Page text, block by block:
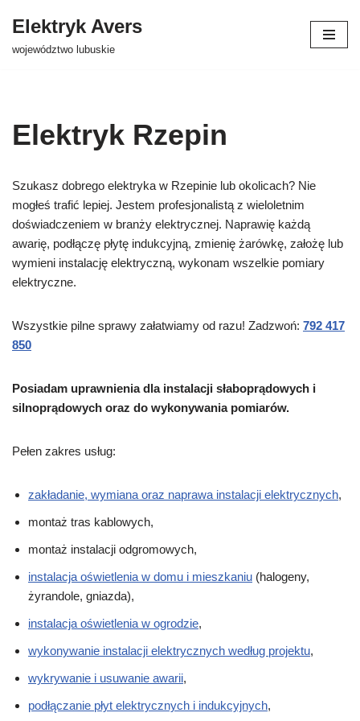
Przejdź
Elektryk Avers
województwo lubuskie
Elektryk Rzepin
Szukasz dobrego elektryka w Rzepinie lub okolicach? Nie
mogłeś trafić lepiej. Jestem profesjonalistą z wieloletnim
doświadczeniem w branży elektrycznej. Naprawię każdą
awarię, podłączę płytę indukcyjną, zmienię żarówkę, założę lub
wymieni instalację elektryczną, wykonam wszelkie pomiary
elektryczne.
Wszystkie pilne sprawy załatwiamy od razu! Zadzwoń: 792 417
850
Posiadam uprawnienia dla instalacji słaboprądowych i
silnoprądowych oraz do wykonywania pomiarów.
Pełen zakres usług:
zakładanie, wymiana oraz naprawa instalacji elektrycznych,
montaż tras kablowych,
montaż instalacji odgromowych,
instalacja oświetlenia w domu i mieszkaniu (halogeny,
żyrandole, gniazda),
instalacja oświetlenia w ogrodzie,
wykonywanie instalacji elektrycznych według projektu,
wykrywanie i usuwanie awarii,
podłączanie płyt elektrycznych i indukcyjnych,